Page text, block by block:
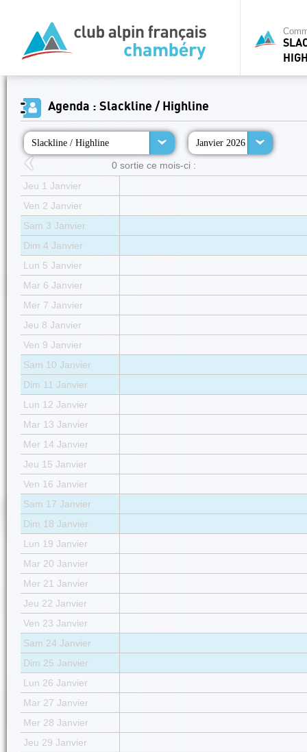
Agenda : Slackline / Highline
Slackline / Highline Janvier 2026
0 sortie ce mois-ci :
Jeu 1 Janvier
Ven 2 Janvier
Sam 3 Janvier
Dim 4 Janvier
Lun 5 Janvier
Mar 6 Janvier
Mer 7 Janvier
Jeu 8 Janvier
Ven 9 Janvier
Sam 10 Janvier
Dim 11 Janvier
Lun 12 Janvier
Mar 13 Janvier
Mer 14 Janvier
Jeu 15 Janvier
Ven 16 Janvier
Sam 17 Janvier
Dim 18 Janvier
Lun 19 Janvier
Mar 20 Janvier
Mer 21 Janvier
Jeu 22 Janvier
Ven 23 Janvier
Sam 24 Janvier
Dim 25 Janvier
Lun 26 Janvier
Mar 27 Janvier
Mer 28 Janvier
Jeu 29 Janvier